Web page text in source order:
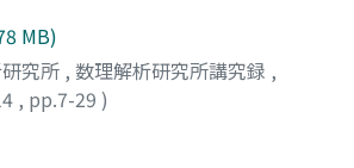
MB)
究所 , 数理解析研究所講究録 ,
, pp.7-29 )